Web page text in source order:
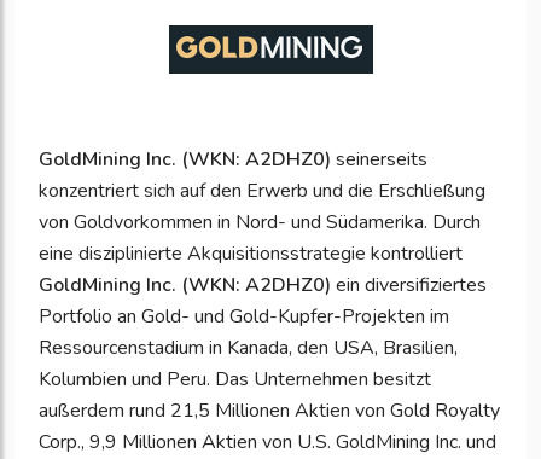
GoldMining Inc. (WKN: A2DHZ0) seinerseits
konzentriert sich auf den Erwerb und die Erschließung
von Goldvorkommen in Nord- und Südamerika. Durch
eine disziplinierte Akquisitionsstrategie kontrolliert
GoldMining Inc. (WKN: A2DHZ0) ein diversifiziertes
Portfolio an Gold- und Gold-Kupfer-Projekten im
Ressourcenstadium in Kanada, den USA, Brasilien,
Kolumbien und Peru. Das Unternehmen besitzt
außerdem rund 21,5 Millionen Aktien von Gold Royalty
Corp., 9,9 Millionen Aktien von U.S. GoldMining Inc. und